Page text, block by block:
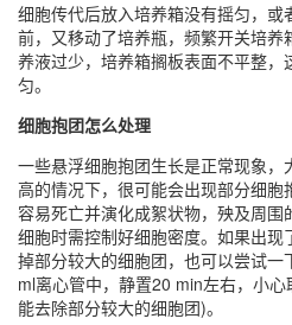
细胞传代后放入培养箱没有摇匀，
前，又移动了培养瓶，频繁开关培
养液过少，培养箱搁板表面不平整，
匀。
细胞抱团怎么处理
一些悬浮细胞抱团生长是正常现象，
高的情况下，很可能会出现部分细胞
容易死亡并演化成絮状物，殃及周
细胞时需控制好细胞密度。如果出
掉部分较大的细胞团，也可以尝试
ml离心管中，静置20 min左右，小
能去除部分较大的细胞团)。